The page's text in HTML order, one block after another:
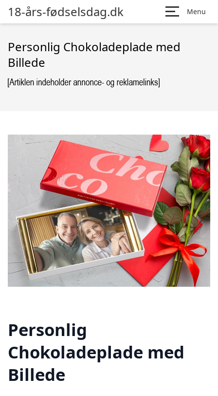
18-års-fødselsdag.dk Menu
Personlig Chokoladeplade med
Billede
Personlig
Chokoladeplade med
Billede